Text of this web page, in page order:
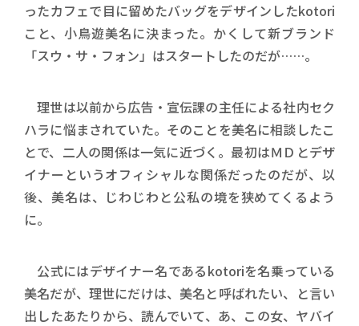
ったカフェで目に留めたバッグをデザインしたkotori
こと、小鳥遊美名に決まった。かくして新ブランド
「スウ・サ・フォン」はスタートしたのだが……。
理世は以前から広告・宣伝課の主任による社内セク
ハラに悩まされていた。そのことを美名に相談したこ
とで、二人の関係は一気に近づく。最初はＭＤとデザ
イナーというオフィシャルな関係だったのだが、以
後、美名は、じわじわと公私の境を狭めてくるよう
に。
公式にはデザイナー名であるkotoriを名乗っている
美名だが、理世にだけは、美名と呼ばれたい、と言い
出したあたりから、読んでいて、あ、この女、ヤバイ